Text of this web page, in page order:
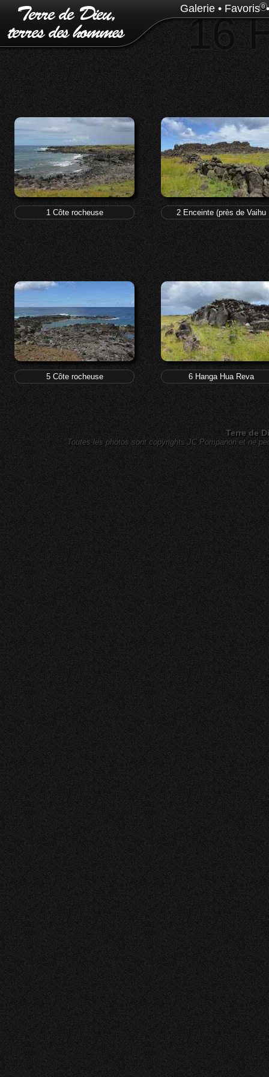
Galerie • Favoris0
16
1 Côte rocheuse 2 Enceinte (près de Vaihu
5 Côte rocheuse 6 Hanga Hua Reva
Terre de
Toutes les photos sont copyrights JC Pompanon et ne